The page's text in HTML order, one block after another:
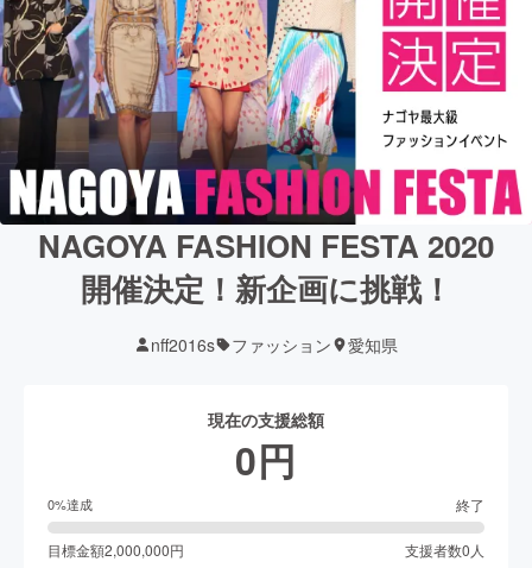
NAGOYA FASHION FESTA 2020
開催決定！新企画に挑戦！
nff2016s ファッション 愛知県
現在の支援総額
0円
0%達成 終了
目標金額2,000,000円 支援者数0 人